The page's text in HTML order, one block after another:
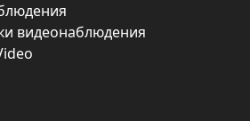
видеонаблюдения